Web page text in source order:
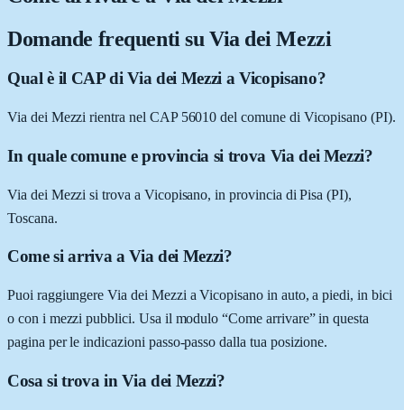
Domande frequenti su Via dei Mezzi
Qual è il CAP di Via dei Mezzi a Vicopisano?
Via dei Mezzi rientra nel CAP 56010 del comune di Vicopisano (PI).
In quale comune e provincia si trova Via dei Mezzi?
Via dei Mezzi si trova a Vicopisano, in provincia di Pisa (PI),
Toscana.
Come si arriva a Via dei Mezzi?
Puoi raggiungere Via dei Mezzi a Vicopisano in auto, a piedi, in bici
o con i mezzi pubblici. Usa il modulo “Come arrivare” in questa
pagina per le indicazioni passo-passo dalla tua posizione.
Cosa si trova in Via dei Mezzi?